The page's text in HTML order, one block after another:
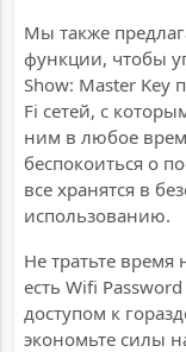
Мы также
функции, чтобы
Show: Master Key
Fi сетей, с
ним в любое
беспокоиться о
все хранятся в
использованию.
Не тратьте время
есть Wifi
доступом к
экономьте силы